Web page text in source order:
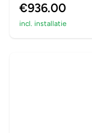
€936.00
incl. installatie